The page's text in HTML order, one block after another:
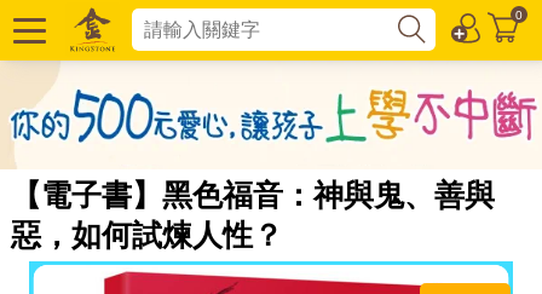
0
【電子書】黑色福音：神與鬼、善與
惡，如何試煉人性？